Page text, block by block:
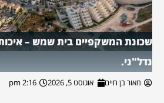
שכונת המשקפיים בית שמש –
נדל"ני.
מאור בן חיים אוגוסט 5, 2026 2:16 pm